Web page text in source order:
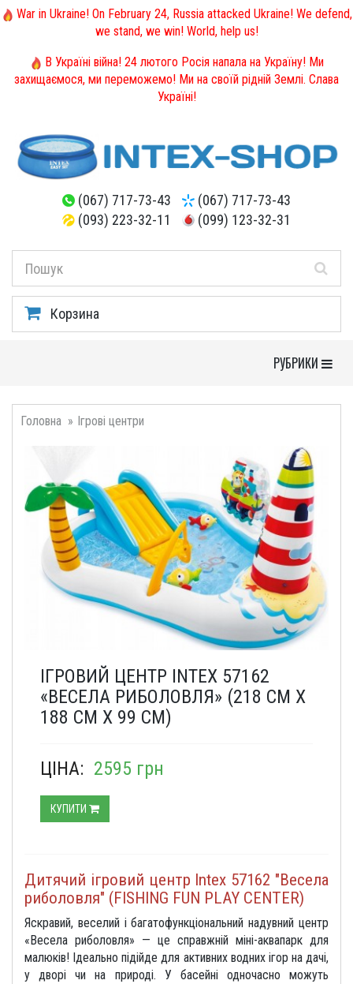
War in Ukraine! On February 24, Russia attacked Ukraine! We defend,
we stand, we win! World, help us!
В Україні війна! 24 лютого Росія напала на Україну! Ми
захищаємося, ми переможемо! Ми на своїй рідній Землі. Слава
Україні!
(067) 717-73-43
(067) 717-73-43
(093) 223-32-11
(099) 123-32-31
Корзина
Toggle
РУБРИКИ
Головна Ігрові центри
ІГРОВИЙ ЦЕНТР INTEX 57162
«ВЕСЕЛА РИБОЛОВЛЯ» (218 СМ Х
188 СМ Х 99 СМ)
ЦІНА: 2595 грн
КУПИТИ
Дитячий ігровий центр Intex 57162 "Весела
риболовля" (FISHING FUN PLAY CENTER)
Яскравий, веселий і багатофункціональний надувний центр
«Весела риболовля» — це справжній міні-аквапарк для
малюків! Ідеально підійде для активних водних ігор на дачі,
у дворі чи на природі. У басейні одночасно можуть